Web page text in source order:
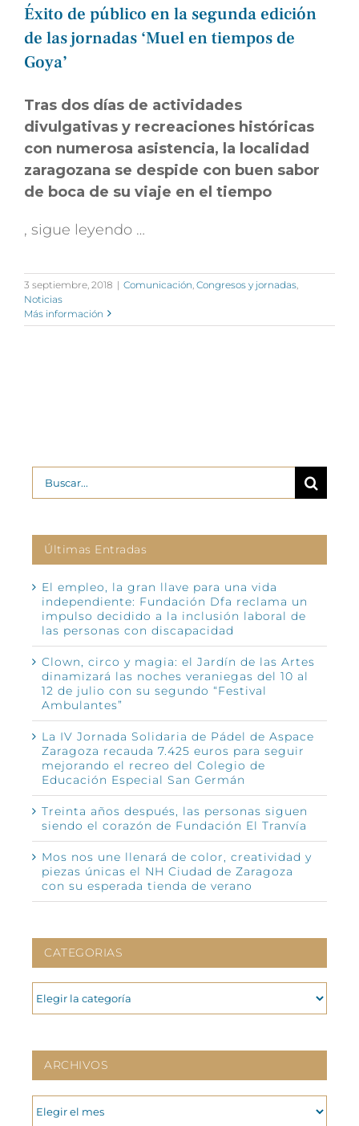
Éxito de público en la segunda edición
de las jornadas ‘Muel en tiempos de
Goya’
Tras dos días de actividades
divulgativas y recreaciones históricas
con numerosa asistencia, la localidad
zaragozana se despide con buen sabor
de boca de su viaje en el tiempo
, sigue leyendo …
3 septiembre, 2018 | Comunicación Congresos y jornadas
Noticias
Más información
Buscar:
Últimas Entradas
El empleo, la gran llave para una vida
independiente: Fundación Dfa reclama un
impulso decidido a la inclusión laboral de
las personas con discapacidad
Clown, circo y magia: el Jardín de las Artes
dinamizará las noches veraniegas del 10 al
12 de julio con su segundo “Festival
Ambulantes”
La IV Jornada Solidaria de Pádel de Aspace
Zaragoza recauda 7.425 euros para seguir
mejorando el recreo del Colegio de
Educación Especial San Germán
Treinta años después, las personas siguen
siendo el corazón de Fundación El Tranvía
Mos nos une llenará de color, creatividad y
piezas únicas el NH Ciudad de Zaragoza
con su esperada tienda de verano
CATEGORIAS
CATEGORIAS
ARCHIVOS
ARCHIVOS